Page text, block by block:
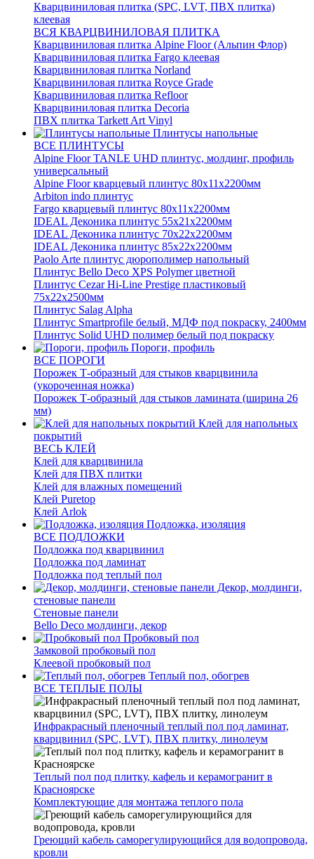
Кварцвиниловая плитка (SPC, LVT, ПВХ плитка)
клеевая
ВСЯ КВАРЦВИНИЛОВАЯ ПЛИТКА
Кварцвиниловая плитка Alpine Floor (Альпин Флор)
Кварцвиниловая плитка Fargo клеевая
Кварцвиниловая плитка Norland
Кварцвиниловая плитка Royce Grade
Кварцвиниловая плитка Refloor
Кварцвиниловая плитка Decoria
ПВХ плитка Tarkett Art Vinyl
Плинтусы напольные
ВСЕ ПЛИНТУСЫ
Alpine Floor TANLE UHD плинтус, молдинг, профиль
универсальный
Alpine Floor кварцевый плинтус 80х11х2200мм
Arbiton indo плинтус
Fargo кварцевый плинтус 80х11х2200мм
IDEAL Деконика плинтус 55х21х2200мм
IDEAL Деконика плинтус 70х22х2200мм
IDEAL Деконика плинтус 85х22х2200мм
Paolo Arte плинтус дюрополимер напольный
Плинтус Bello Deco XPS Polymer цветной
Плинтус Cezar Hi-Line Prestige пластиковый
75х22х2500мм
Плинтус Salag Alpha
Плинтус Smartprofile белый, МДФ под покраску, 2400мм
Плинтус Solid UHD полимер белый под покраску
Пороги, профиль
ВСЕ ПОРОГИ
Порожек Т-образный для стыков кварцвинила
(укороченная ножка)
Порожек Т-образный для стыков ламината (ширина 26
мм)
Клей для напольных
покрытий
ВЕСЬ КЛЕЙ
Клей для кварцвинила
Клей для ПВХ плитки
Клей для влажных помещений
Клей Puretop
Клей Arlok
Подложка, изоляция
ВСЕ ПОДЛОЖКИ
Подложка под кварцвинил
Подложка под ламинат
Подложка под теплый пол
Декор, молдинги,
стеновые панели
Стеновые панели
Bello Deco молдинги, декор
Пробковый пол
Замковой пробковый пол
Клеевой пробковый пол
Теплый пол, обогрев
ВСЕ ТЕПЛЫЕ ПОЛЫ
Инфракрасный пленочный теплый пол под ламинат,
кварцвинил (SPC, LVT), ПВХ плитку, линолеум
Теплый пол под плитку, кафель и керамогранит в
Красноярске
Комплектующие для монтажа теплого пола
Греющий кабель саморегулирующийся для водопровода,
кровли